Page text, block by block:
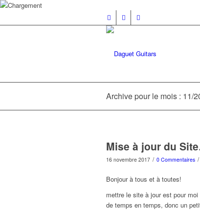
Archive pour le mois : 11/
Mise à jour du
16 novembre 2017 / 0 Commentaires /
Bonjour à tous et à toutes!
mettre le site à jour est pour
de temps en temps, donc un